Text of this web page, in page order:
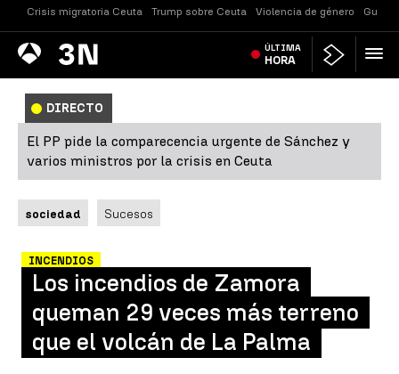
Crisis migratoria Ceuta Trump sobre Ceuta Violencia de género
Antena
3 Noticias ÚLTIMA
HORA
DIRECTO
El PP pide la comparecencia urgente de Sánchez y
varios ministros por la crisis en Ceuta
sociedad Sucesos
INCENDIOS
Los incendios de Zamora
queman 29 veces más terreno
que el volcán de La Palma